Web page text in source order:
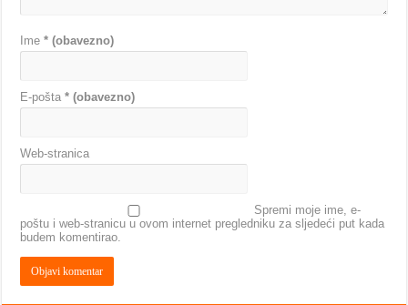
Ime* (obavezno)
E-pošta* (obavezno)
Web-stranica
Spremi moje ime, e-
poštu i web-stranicu u ovom internet pregledniku za sljedeći put kada
budem komentirao.